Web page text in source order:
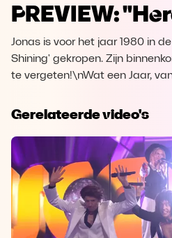
Microsoft Edge
Opera
PREVIEW:
Jonas is voor het jaar 1980 in
Shining' gekropen. Zijn
te vergeten!\nWat een Jaar,
Gerelateerde video's